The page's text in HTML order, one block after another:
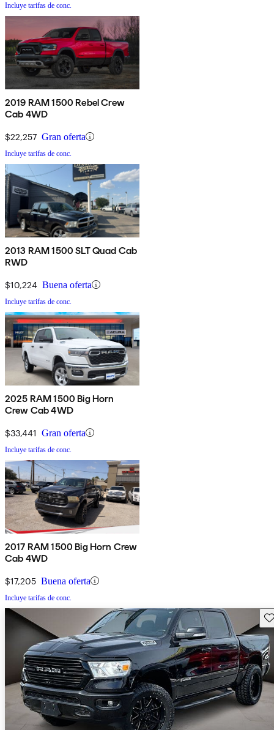
Incluye tarifas de conc.
2019 RAM 1500 Rebel Crew
Cab 4WD
$22,257 Gran oferta
Incluye tarifas de conc.
2013 RAM 1500 SLT Quad Cab
RWD
$10,224 Buena oferta
Incluye tarifas de conc.
2025 RAM 1500 Big Horn
Crew Cab 4WD
$33,441 Gran oferta
Incluye tarifas de conc.
2017 RAM 1500 Big Horn Crew
Cab 4WD
$17,205 Buena oferta
Incluye tarifas de conc.